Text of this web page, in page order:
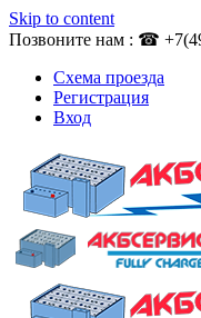
Skip to content
Позвоните нам : ☎
Схема проезда
Регистрация
Вход